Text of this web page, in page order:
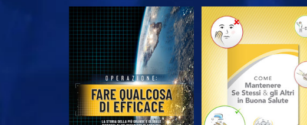
ESPLORA LE SERIE ESPLORA LE SERIE